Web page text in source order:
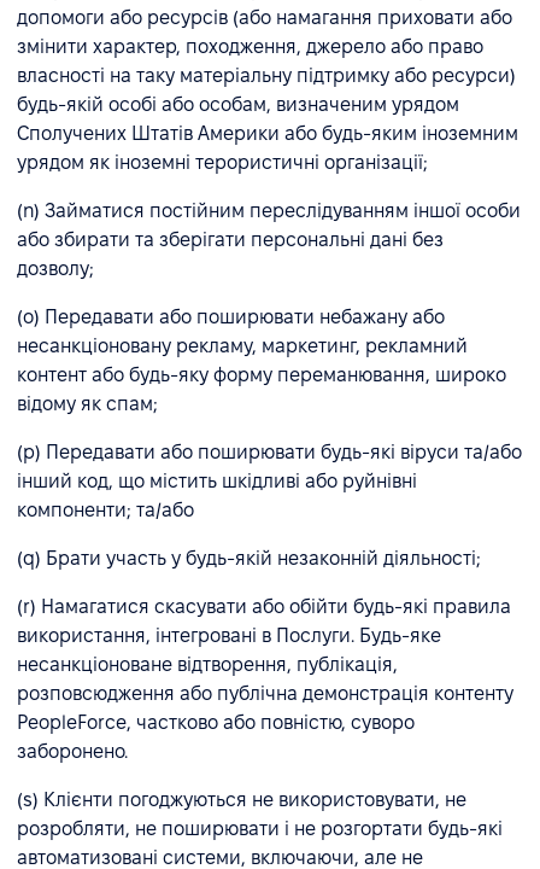
допомоги або ресурсів (або намагання приховати або
змінити характер, походження, джерело або право
власності на таку матеріальну підтримку або ресурси)
будь-якій особі або особам, визначеним урядом
Сполучених Штатів Америки або будь-яким іноземним
урядом як іноземні терористичні організації;
(n) Займатися постійним переслідуванням іншої особи
або збирати та зберігати персональні дані без
дозволу;
(o) Передавати або поширювати небажану або
несанкціоновану рекламу, маркетинг, рекламний
контент або будь-яку форму переманювання, широко
відому як спам;
(p) Передавати або поширювати будь-які віруси та/або
інший код, що містить шкідливі або руйнівні
компоненти; та/або
(q) Брати участь у будь-якій незаконній діяльності;
(r) Намагатися скасувати або обійти будь-які правила
використання, інтегровані в Послуги. Будь-яке
несанкціоноване відтворення, публікація,
розповсюдження або публічна демонстрація контенту
PeopleForce, частково або повністю, суворо
заборонено.
(s) Клієнти погоджуються не використовувати, не
розробляти, не поширювати і не розгортати будь-які
автоматизовані системи, включаючи, але не